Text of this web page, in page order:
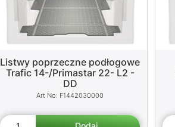
Listwy poprzeczne podłogowe
Trafic 14-/Primastar 22- L2 -
DD
F1442030000